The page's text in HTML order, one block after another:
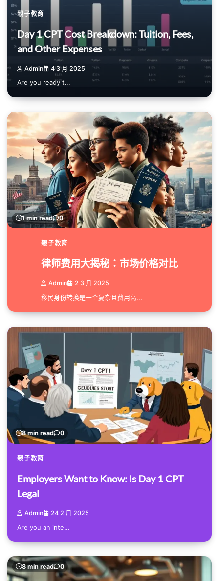
親子教育
Day 1 CPT Cost Breakdown: Tuition, Fees,
and Other Expenses
Admin 4 3 月 2025
Are you ready t...
1 min read 0
親子教育
律师费用大揭秘：市场价格对比
Admin 2 3 月 2025
移民身份转换是一个复杂且费用高...
8 min read 0
親子教育
Employers Want to Know: Is Day 1 CPT
Legal
Admin 24 2 月 2025
Are you an inte...
8 min read 0